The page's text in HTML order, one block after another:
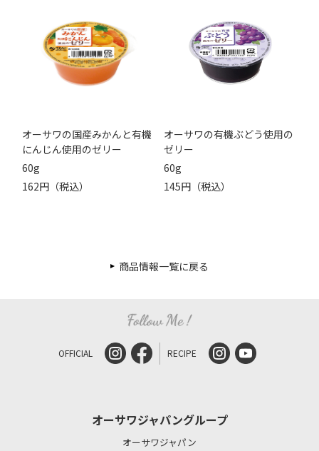
オーサワの国産みかんと有機
にんじん使用のゼリー
60g
162円（税込）
オーサワの有機ぶどう使用の
ゼリー
60g
145円（税込）
商品情報一覧に戻る
OFFICIAL RECIPE
オーサワジャパングループ
オーサワジャパン